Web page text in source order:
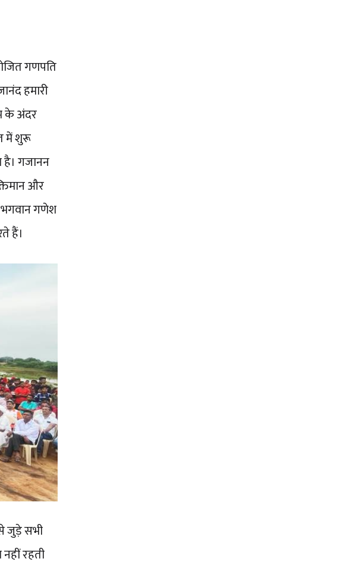
गणपति
हमारी
के अंदर
में शुरू
है। गजानन
और
भगवान गणेश
हैं।
जुड़े सभी
रहती